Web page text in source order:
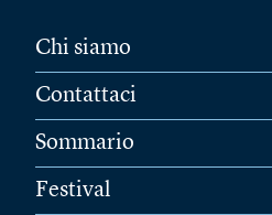
Chi siamo
Contattaci
Sommario
Festival